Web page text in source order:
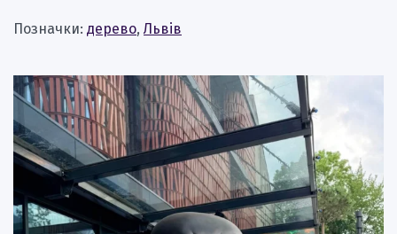
Позначки: дерево, Львів